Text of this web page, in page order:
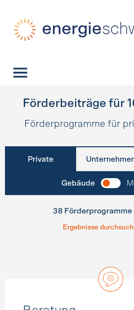
Förderbeiträge für
Förderprogramme für
Private
Gebäude
38 Förderprogramme
Ergebnisse